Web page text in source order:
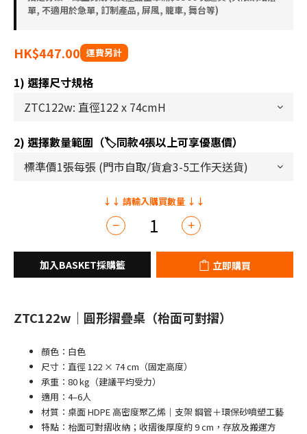
單, 不適用於急單, 訂制產品, 屏風, 籠車, 舞台等)
HK$447.00
1) 選擇尺寸規格
2) 選擇數量範圍（🏷️同款4張以上可享優惠價）
立即購買
ZTC122w｜圓形摺疊桌（枱面可對摺）
顏色：白色
尺寸：直徑 122 × 74 cm（固定高度）
承重：80 kg（建議平均受力）
適用：4–6人
材質：桌面 HDPE 高密度聚乙烯｜支架 鋼管＋環保砂噴塑工藝
特點：枱面可對摺收納；收摺後厚度約 9 cm，存放及搬運方